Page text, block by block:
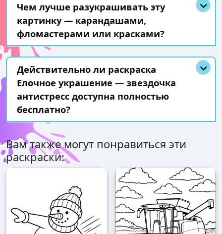
Чем лучше разукрашивать эту
картинку — карандашами,
фломастерами или красками?
Действительно ли раскраска
Елочное украшение — звездочка
антистресс доступна полностью
бесплатно?
Вам также могут понравиться эти
раскраски: